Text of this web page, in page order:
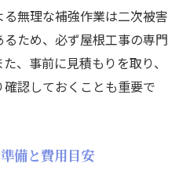
無理な補強作業は二次被害
ため、必ず屋根工事の専門
、事前に見積もりを取り、
認しておくことも重要で
備と費用目安